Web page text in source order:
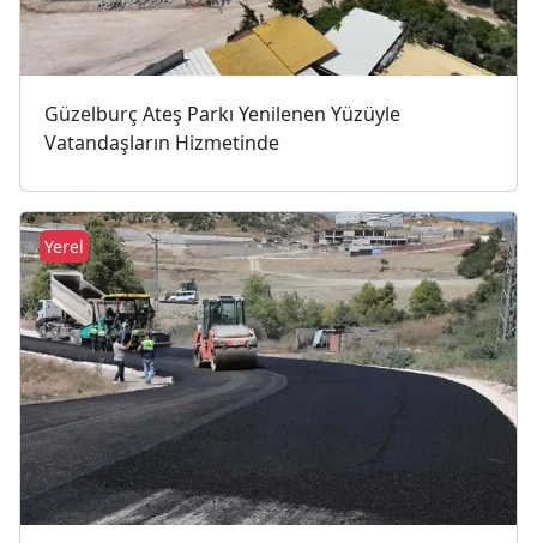
Güzelburç Ateş Parkı Yenilenen Yüzüyle
Vatandaşların Hizmetinde
Yerel